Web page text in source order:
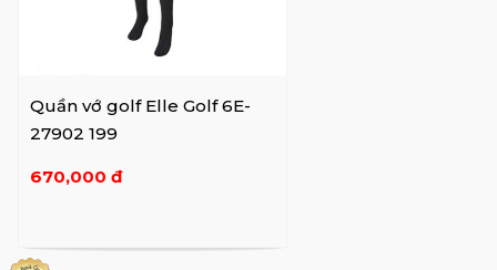
Quần vớ golf Elle Golf 6E-
27902 199
670,000 đ